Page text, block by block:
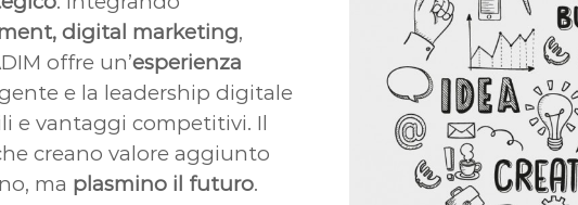
digital marketing,
offre un’esperienza
e la leadership digitale
e vantaggi competitivi. Il
creano valore aggiunto
ma plasmino il futuro.